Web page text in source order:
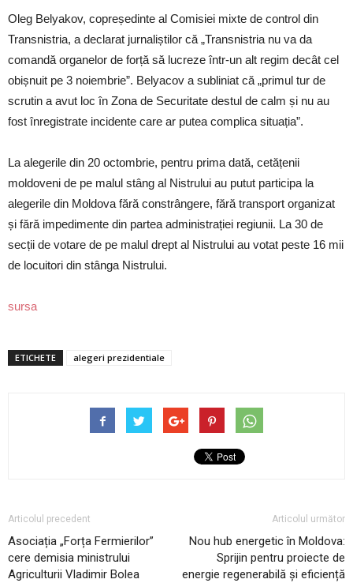
Oleg Belyakov, copreședinte al Comisiei mixte de control din
Transnistria, a declarat jurnaliștilor că „Transnistria nu va da
comandă organelor de forță să lucreze într-un alt regim decât cel
obișnuit pe 3 noiembrie”. Belyacov a subliniat că „primul tur de
scrutin a avut loc în Zona de Securitate destul de calm și nu au
fost înregistrate incidente care ar putea complica situația”.
La alegerile din 20 octombrie, pentru prima dată, cetățenii
moldoveni de pe malul stâng al Nistrului au putut participa la
alegerile din Moldova fără constrângere, fără transport organizat
și fără impedimente din partea administrației regiunii. La 30 de
secții de votare de pe malul drept al Nistrului au votat peste 16 mii
de locuitori din stânga Nistrului.
sursa
ETICHETE alegeri prezidentiale
Articolul precedent
Asociația „Forța Fermierilor”
cere demisia ministrului
Agriculturii Vladimir Bolea
Articolul următor
Nou hub energetic în Moldova:
Sprijin pentru proiecte de
energie regenerabilă și eficiență